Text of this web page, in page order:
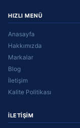
HIZLI MENÜ
Anasayfa
Hakkımızda
Markalar
Blog
İletişim
Kalite Politikası
İLETIŞIM